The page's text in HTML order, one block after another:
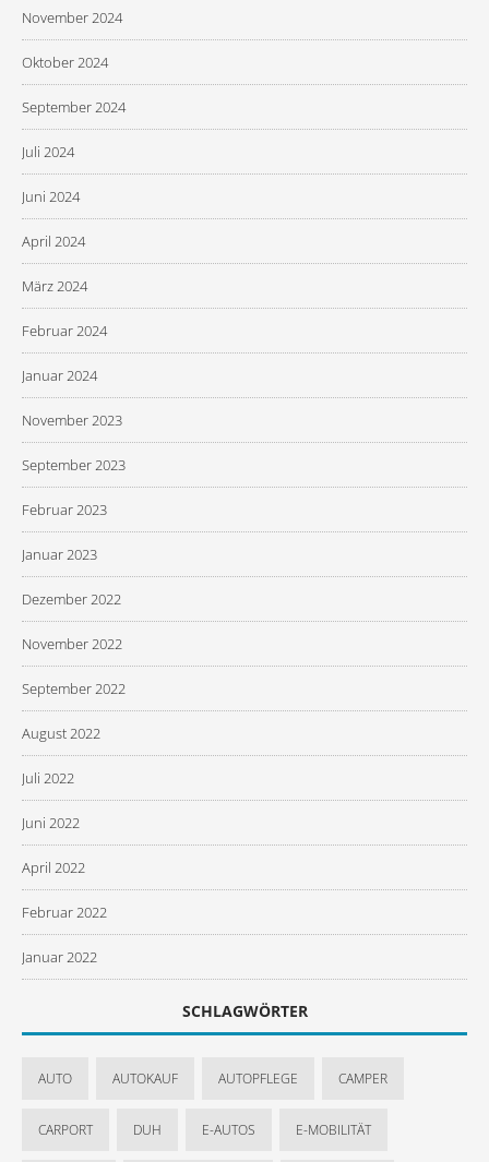
November 2024
Oktober 2024
September 2024
Juli 2024
Juni 2024
April 2024
März 2024
Februar 2024
Januar 2024
November 2023
September 2023
Februar 2023
Januar 2023
Dezember 2022
November 2022
September 2022
August 2022
Juli 2022
Juni 2022
April 2022
Februar 2022
Januar 2022
SCHLAGWÖRTER
AUTO AUTOKAUF AUTOPFLEGE CAMPER
CARPORT DUH E-AUTOS E-MOBILITÄT